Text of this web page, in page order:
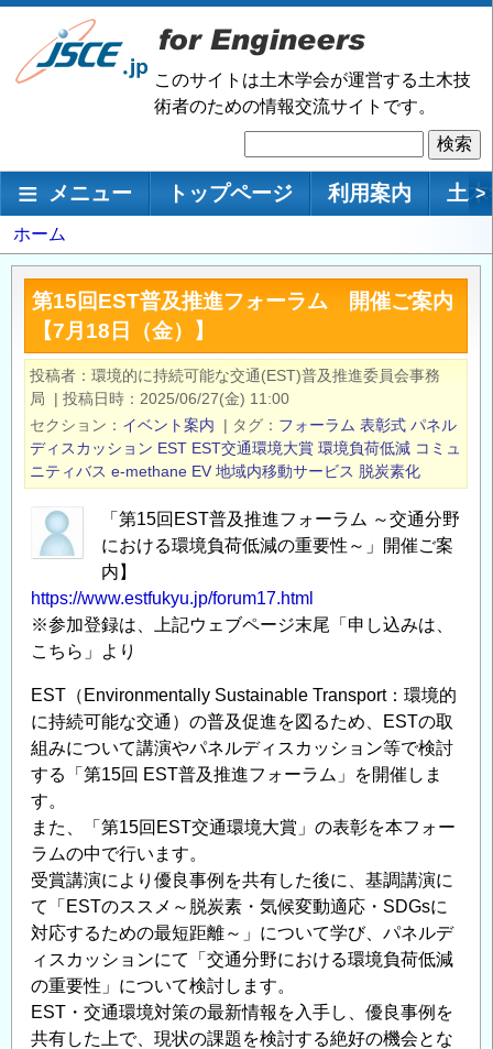
メ
ン
移
このサイトは土木学会が運営する土木技
術者のための情報交流サイトです。
索
メインナビゲーション
メニュー トップページ 利用案内 土 >
パ
ン
く
ホーム
第15回EST普及推進フォーラム 開催ご案内
【7月18日（金）】
投稿者
環境的に持続可能な交通(EST)普及推進委員会事務
局
| 投稿日時
2025/06/27(金) 11:00
セクション
イベント案内 | タグ フォーラム 表彰式 パネル
ディスカッション EST EST交通環境大賞 環境負荷低減 コミュ
ニティバス e-methane EV 地域内移動サービス 脱炭素化
「第15回EST普及推進フォーラム ～交通分野
における環境負荷低減の重要性～」開催ご案
内】
https://www.estfukyu.jp/forum17.html
※参加登録は、上記ウェブページ末尾「申し込みは、
こちら」より
EST（Environmentally Sustainable Transport：環境的
に持続可能な交通）の普及促進を図るため、ESTの取
組みについて講演やパネルディスカッション等で検討
する「第15回 EST普及推進フォーラム」を開催しま
す。
また、「第15回EST交通環境大賞」の表彰を本フォー
ラムの中で行います。
受賞講演により優良事例を共有した後に、基調講演に
て「ESTのススメ～脱炭素・気候変動適応・SDGsに
対応するための最短距離～」について学び、パネルデ
ィスカッションにて「交通分野における環境負荷低減
の重要性」について検討します。
EST・交通環境対策の最新情報を入手し、優良事例を
共有した上で、現状の課題を検討する絶好の機会とな